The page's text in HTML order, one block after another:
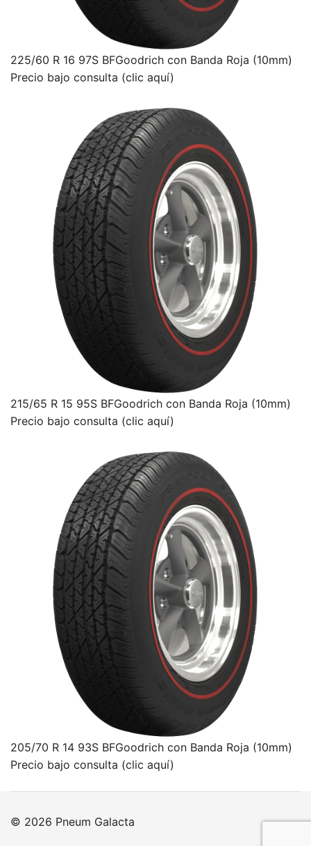
225/60 R 16 97S BFGoodrich con Banda Roja (10mm)
Precio bajo consulta (clic aquí)
215/65 R 15 95S BFGoodrich con Banda Roja (10mm)
Precio bajo consulta (clic aquí)
205/70 R 14 93S BFGoodrich con Banda Roja (10mm)
Precio bajo consulta (clic aquí)
© 2026 Pneum Galacta